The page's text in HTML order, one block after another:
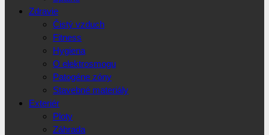
Zdravie
Čistý vzduch
Fitness
Hygiena
O elektrosmogu
Patogéne zóny
Stavebné materiály
Exteriér
Ploty
Záhrada